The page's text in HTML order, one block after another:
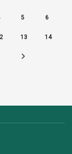
5 6
13 14